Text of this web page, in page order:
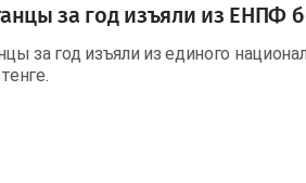
за год изъяли из ЕНПФ
за год изъяли из единого